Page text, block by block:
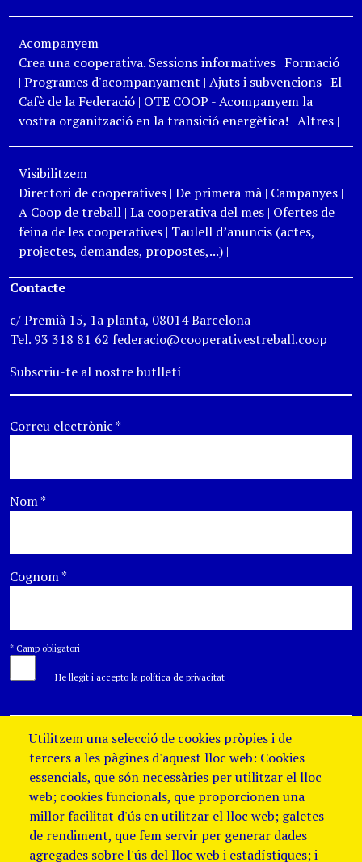
Acompanyem
Crea una cooperativa. Sessions informatives| Formació
| Programes d'acompanyament | Ajuts i subvencions| El
Cafè de la Federació| OTE COOP - Acompanyem la
vostra organització en la transició energètica! | Altres|
Visibilitzem
Directori de cooperatives| De primera mà| Campanyes|
A Coop de treball| La cooperativa del mes| Ofertes de
feina de les cooperatives| Taulell d’anuncis (actes,
projectes, demandes, propostes,...)|
Contacte
c/ Premià 15, 1a planta, 08014 Barcelona
Tel. 93 318 81 62 federacio@cooperativestreball.coop
Subscriu-te al nostre butlletí
Correu electrònic*
Nom*
Cognom*
* Camp obligatori
He llegit i accepto la política de privacitat
Utilitzem una selecció de cookies pròpies i de
tercers a les pàgines d'aquest lloc web: Cookies
essencials, que són necessàries per utilitzar el lloc
web; cookies funcionals, que proporcionen una
millor facilitat d'ús en utilitzar el lloc web; galetes
de rendiment, que fem servir per generar dades
agregades sobre l'ús del lloc web i estadístiques; i